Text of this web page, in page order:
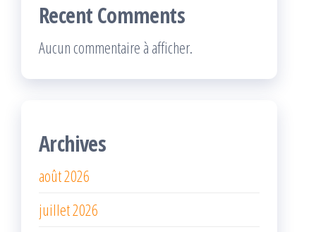
Recent Comments
Aucun commentaire à afficher.
Archives
août 2026
juillet 2026